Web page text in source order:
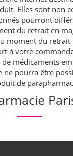
Elles sont non
pourront
du retrait en
moment du retrait
à votre
médicaments
ne pourra être
de